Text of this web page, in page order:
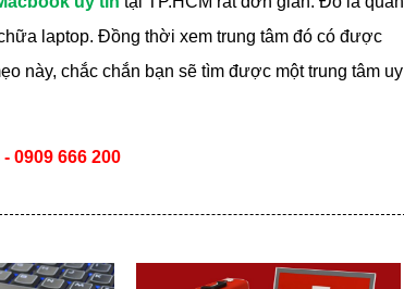
laptop. Đồng thời xem trung tâm đó có được
này, chắc chắn bạn sẽ tìm được một trung tâm uy
0909 666 200